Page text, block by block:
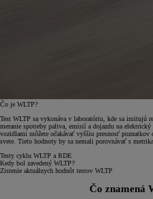
Čo je WLTP?
Test WLTP sa vykonáva v laboratóriu, kde sa imitujú
meranie spotreby paliva, emisií a dojazdu na
vozidlami môžete očakávať vyššiu presnosť
svete. Tieto hodnoty by sa nemali porovnávať s
Testy cyklu WLTP a RDE
Kedy bol zavedený WLTP?
Zistenie aktuálnych hodnôt testov WLTP
Čo znamená